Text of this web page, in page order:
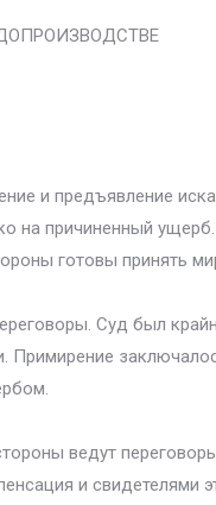
и предъявление
на причиненный ущерб.
готовы принять
Суд был
Примирение
ведут
и свидетелями